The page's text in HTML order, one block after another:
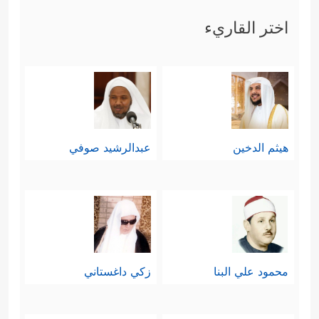
أولًا: الأدب مع الوحي، وعدم التقدُّم عليه
ٱلَّذِینَ ءَامَنُواْ لَا تُقَدِّمُواْ بَیۡنَ یَدَیِ ٱللَّهِ وَرَسُولِهِۦۖ وَٱتَّقُواْ
ٱللَّهَۚ إِنَّ ٱللَّهَ سَمِیعٌ عَلِیمࣱ﴾
؛ إذ الإسلام إنّما هو
التقوى، فمن قدَّم عليهما ما يراه هو من
تصوُّراتٍ وأفكارٍ وآراء فقد أساءَ الأدبَ
مع الله، وخالف نهجَ المتقين.
ثانيًا: الأدب مع رسول الله
اختر القاريء
هيثم الدخين عبدالرشيد صوفي
محمود علي البنا زكي داغستاني